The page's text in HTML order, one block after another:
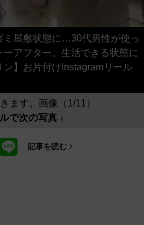
ミ屋敷状態に…30代男性が使っ
アフター。生活できる状態に
】お片付けInstagramリール
ます。画像（1/11）
で次の写真 ↓
記事を読む